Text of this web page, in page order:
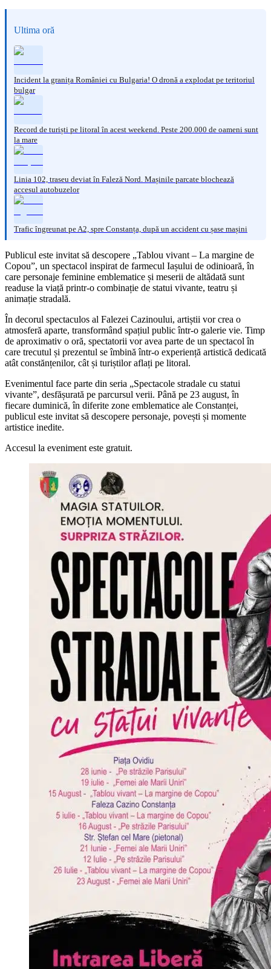
Ultima oră
Incident la granița României cu Bulgaria! O dronă a explodat pe teritoriul
bulgar
Record de turiști pe litoral în acest weekend. Peste 200.000 de oameni sunt
la mare
Linia 102, traseu deviat în Faleză Nord. Mașinile parcate blochează
accesul autobuzelor
Trafic îngreunat pe A2, spre Constanța, după un accident cu șase mașini
Publicul este invitat să descopere „Tablou vivant – La margine de
Copou”, un spectacol inspirat de farmecul Iașului de odinioară, în
care personaje feminine emblematice și meserii de altădată sunt
readuse la viață printr-o combinație de statui vivante, teatru și
animație stradală.
În decorul spectaculos al Falezei Cazinoului, artiștii vor crea o
atmosferă aparte, transformând spațiul public într-o galerie vie. Timp
de aproximativ o oră, spectatorii vor avea parte de un spectacol în
care trecutul și prezentul se îmbină într-o experiență artistică dedicată
atât constănțenilor, cât și turiștilor aflați pe litoral.
Evenimentul face parte din seria „Spectacole stradale cu statui
vivante”, desfășurată pe parcursul verii. Până pe 23 august, în
fiecare duminică, în diferite zone emblematice ale Constanței,
publicul este invitat să descopere personaje, povești și momente
artistice inedite.
Accesul la eveniment este gratuit.